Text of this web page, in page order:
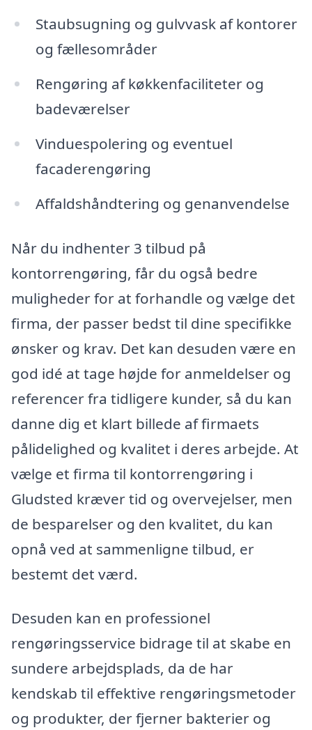
Staubsugning og gulvvask af kontorer
og fællesområder
Rengøring af køkkenfaciliteter og
badeværelser
Vinduespolering og eventuel
facaderengøring
Affaldshåndtering og genanvendelse
Når du indhenter 3 tilbud på
kontorrengøring, får du også bedre
muligheder for at forhandle og vælge det
firma, der passer bedst til dine specifikke
ønsker og krav. Det kan desuden være en
god idé at tage højde for anmeldelser og
referencer fra tidligere kunder, så du kan
danne dig et klart billede af firmaets
pålidelighed og kvalitet i deres arbejde. At
vælge et firma til kontorrengøring i
Gludsted kræver tid og overvejelser, men
de besparelser og den kvalitet, du kan
opnå ved at sammenligne tilbud, er
bestemt det værd.
Desuden kan en professionel
rengøringsservice bidrage til at skabe en
sundere arbejdsplads, da de har
kendskab til effektive rengøringsmetoder
og produkter, der fjerner bakterier og